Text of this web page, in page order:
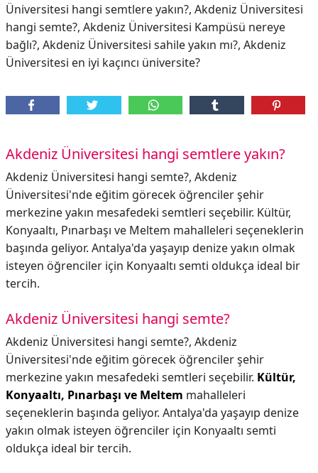
Üniversitesi hangi semtlere yakın?, Akdeniz Üniversitesi
hangi semte?, Akdeniz Üniversitesi Kampüsü nereye
bağlı?, Akdeniz Üniversitesi sahile yakın mı?, Akdeniz
Üniversitesi en iyi kaçıncı üniversite?
Akdeniz Üniversitesi hangi semtlere yakın?
Akdeniz Üniversitesi hangi semte?, Akdeniz
Üniversitesi'nde eğitim görecek öğrenciler şehir
merkezine yakın mesafedeki semtleri seçebilir. Kültür,
Konyaaltı, Pınarbaşı ve Meltem mahalleleri seçeneklerin
başında geliyor. Antalya'da yaşayıp denize yakın olmak
isteyen öğrenciler için Konyaaltı semti oldukça ideal bir
tercih.
Akdeniz Üniversitesi hangi semte?
Akdeniz Üniversitesi hangi semte?, Akdeniz
Üniversitesi'nde eğitim görecek öğrenciler şehir
merkezine yakın mesafedeki semtleri seçebilir. Kültür,
Konyaaltı, Pınarbaşı ve Meltem mahalleleri
seçeneklerin başında geliyor. Antalya'da yaşayıp denize
yakın olmak isteyen öğrenciler için Konyaaltı semti
oldukça ideal bir tercih.